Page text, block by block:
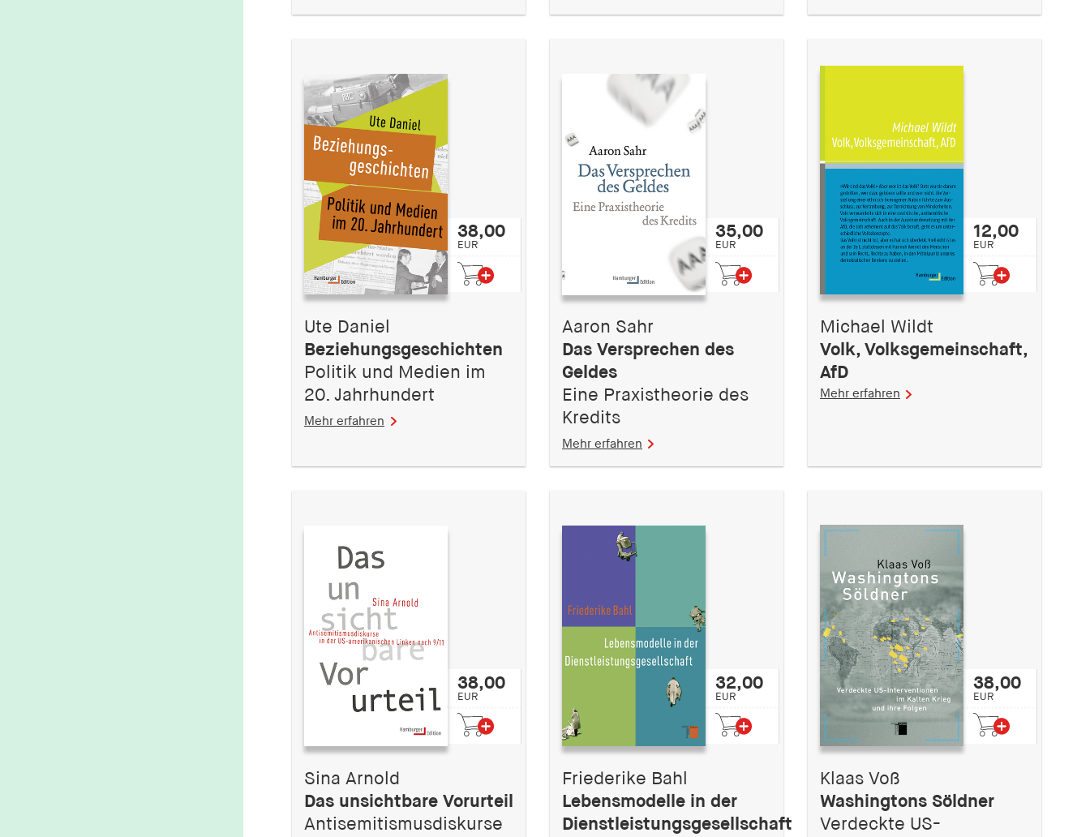
38,00
EUR
Ute Daniel
Beziehungsgeschichten
Politik und Medien im
20. Jahrhundert
Mehr erfahren
35,00
EUR
Aaron Sahr
Das Versprechen des
Geldes
Eine Praxistheorie des
Kredits
Mehr erfahren
12,00
EUR
Michael Wildt
Volk, Volksgemeinschaft,
AfD
Mehr erfahren
38,00
EUR
Sina Arnold
Das unsichtbare Vorurteil
Antisemitismusdiskurse
32,00
EUR
Friederike Bahl
Lebensmodelle in der
Dienstleistungsgesellschaft
38,00
EUR
Klaas Voß
Washingtons Söldner
Verdeckte US-